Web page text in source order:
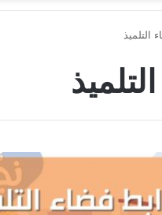
التلميذ